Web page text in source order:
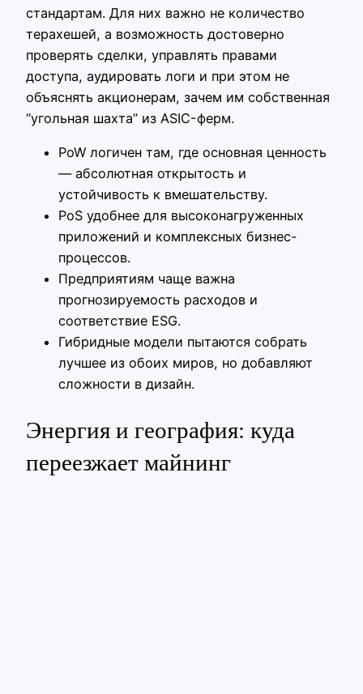
стандартам. Для них важно не количество
терахешей, а возможность достоверно
проверять сделки, управлять правами
доступа, аудировать логи и при этом не
объяснять акционерам, зачем им собственная
“угольная шахта” из ASIC-ферм.
PoW логичен там, где основная ценность
— абсолютная открытость и
устойчивость к вмешательству.
PoS удобнее для высоконагруженных
приложений и комплексных бизнес-
процессов.
Предприятиям чаще важна
прогнозируемость расходов и
соответствие ESG.
Гибридные модели пытаются собрать
лучшее из обоих миров, но добавляют
сложности в дизайн.
Энергия и география: куда
переезжает майнинг